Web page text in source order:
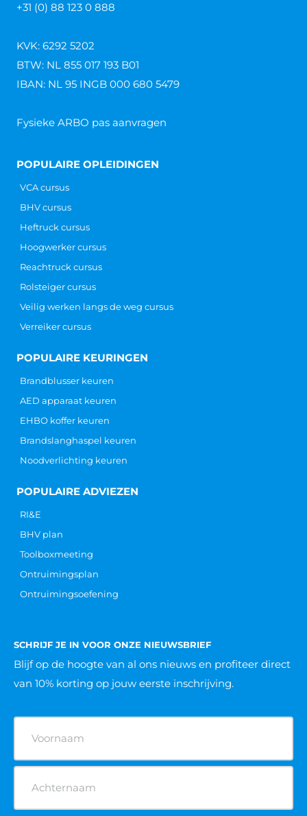
+31 (0) 88 123 0 888
KVK: 6292 5202
BTW: NL 855 017 193 B01
IBAN: NL 95 INGB 000 680 5479
Fysieke ARBO pas aanvragen
POPULAIRE OPLEIDINGEN
VCA cursus
BHV cursus
Heftruck cursus
Hoogwerker cursus
Reachtruck cursus
Rolsteiger cursus
Veilig werken langs de weg cursus
Verreiker cursus
POPULAIRE KEURINGEN
Brandblusser keuren
AED apparaat keuren
EHBO koffer keuren
Brandslanghaspel keuren
Noodverlichting keuren
POPULAIRE ADVIEZEN
RI&E
BHV plan
Toolboxmeeting
Ontruimingsplan
Ontruimingsoefening
SCHRIJF JE IN VOOR ONZE NIEUWSBRIEF
Blijf op de hoogte van al ons nieuws en profiteer direct
van 10% korting op jouw eerste inschrijving.
(Vereist)